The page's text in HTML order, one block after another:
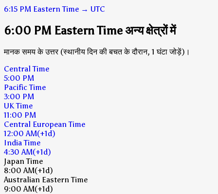
6:15 PM Eastern Time → UTC
6:00 PM Eastern Time अन्य क्षेत्रों में
मानक समय के उत्तर (स्थानीय दिन की बचत के दौरान, 1 घंटा जोड़ें)।
Central Time
5:00 PM
Pacific Time
3:00 PM
UK Time
11:00 PM
Central European Time
12:00 AM(+1d)
India Time
4:30 AM(+1d)
Japan Time
8:00 AM(+1d)
Australian Eastern Time
9:00 AM(+1d)